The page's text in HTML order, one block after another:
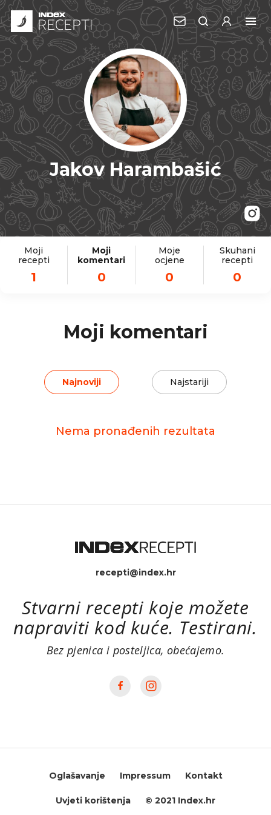
Jakov Harambašić
Moji
recepti
1
Moji
komentari
0
Moje
ocjene
0
Skuhani
recepti
0
Moji komentari
Najnoviji Najstariji
Nema pronađenih rezultata
recepti@index.hr
Stvarni recepti koje možete
napraviti kod kuće. Testirani.
Bez pjenica i posteljica, obećajemo.
Oglašavanje Impressum Kontakt
Uvjeti korištenja © 2021 Index.hr